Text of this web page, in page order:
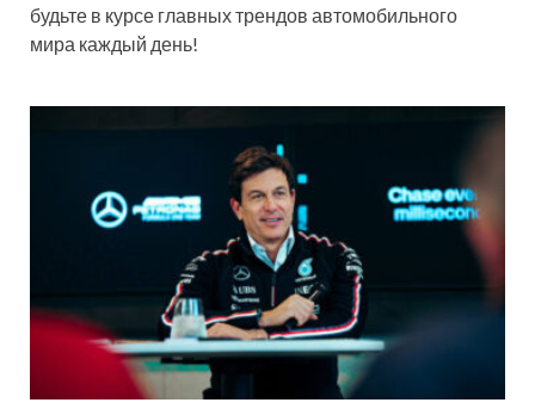
будьте в курсе главных трендов автомобильного
мира каждый день!